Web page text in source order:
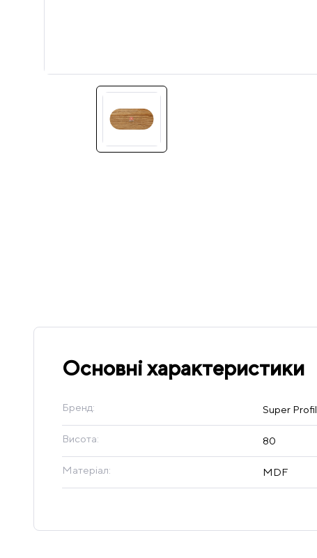
Основні характеристики
Бренд: Super Profil
Висота: 80
Матеріал: MDF